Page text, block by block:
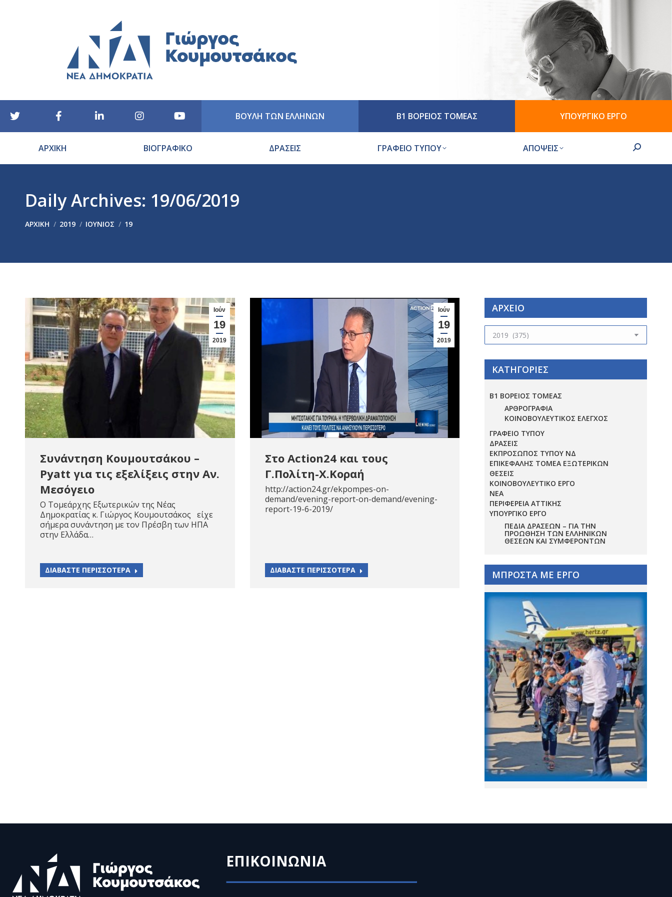
ΒΟΥΛΗ ΤΩΝ ΕΛΛΗΝΩΝ Β1 ΒΟΡΕΙΟΣ ΤΟΜΕΑΣ ΥΠΟΥΡΓΙΚΟ ΕΡΓΟ
ΑΡΧΙΚΗ ΒΙΟΓΡΑΦΙΚΟ ΔΡΑΣΕΙΣ ΓΡΑΦΕΙΟ ΤΥΠΟΥ ΑΠΟΨΕΙΣ Search:
Daily Archives: 19/06/2019
ΑΡΧΙΚΉ 2019 ΙΟΎΝΙΟΣ 19
Ιούν
19
2019
Συνάντηση Κουμουτσάκου –
Pyatt για τις εξελίξεις στην Αν.
Μεσόγειο
Ο Τομεάρχης Εξωτερικών της Νέας
Δημοκρατίας κ. Γιώργος Κουμουτσάκος είχε
σήμερα συνάντηση με τον Πρέσβη των ΗΠΑ
στην Ελλάδα…
ΔΙΑΒΑΣΤΕ ΠΕΡΙΣΣΟΤΕΡΑ
Ιούν
19
2019
Στο Action24 και τους
Γ.Πολίτη-Χ.Κοραή
http://action24.gr/ekpompes-on-
demand/evening-report-on-demand/evening-
report-19-6-2019/
ΔΙΑΒΑΣΤΕ ΠΕΡΙΣΣΟΤΕΡΑ
ΑΡΧΕΙΟ
ΑΡΧΕΙΟ
ΚΑΤΗΓΟΡΙΕΣ
Β1 ΒΟΡΕΙΟΣ ΤΟΜΕΑΣ
ΑΡΘΡΟΓΡΑΦΙΑ
ΚΟΙΝΟΒΟΥΛΕΥΤΙΚΟΣ ΕΛΕΓΧΟΣ
ΓΡΑΦΕΙΟ ΤΥΠΟΥ
ΔΡΑΣΕΙΣ
ΕΚΠΡΟΣΩΠΟΣ ΤΥΠΟΥ ΝΔ
ΕΠΙΚΕΦΑΛΗΣ ΤΟΜΕΑ ΕΞΩΤΕΡΙΚΩΝ
ΘΕΣΕΙΣ
ΚΟΙΝΟΒΟΥΛΕΥΤΙΚΟ ΕΡΓΟ
ΝΕΑ
ΠΕΡΙΦΕΡΕΙΑ ΑΤΤΙΚΗΣ
ΥΠΟΥΡΓΙΚΟ ΕΡΓΟ
ΠΕΔΊΑ ΔΡΆΣΕΩΝ – ΓΙΑ ΤΗΝ
ΠΡΟΏΘΗΣΗ ΤΩΝ ΕΛΛΗΝΙΚΏΝ
ΘΈΣΕΩΝ ΚΑΙ ΣΥΜΦΕΡΌΝΤΩΝ
ΜΠΡΟΣΤΑ ΜΕ ΕΡΓΟ
ΕΠΙΚΟΙΝΩΝΙΑ